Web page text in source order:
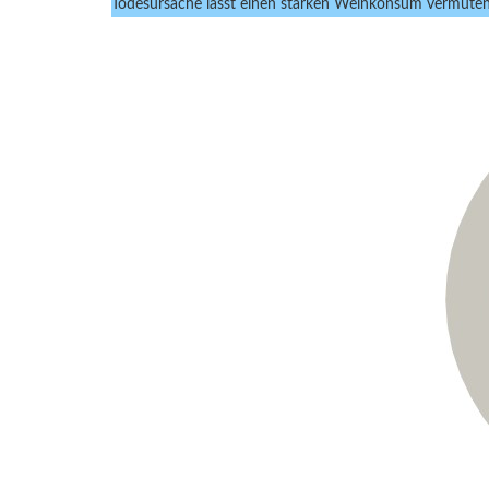
Todesursache lässt einen starken Weinkonsum